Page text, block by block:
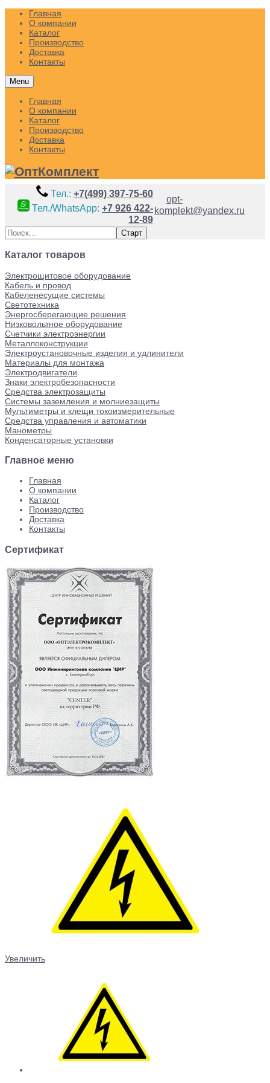
Главная
О компании
Каталог
Производство
Доставка
Контакты
Menu
Главная
О компании
Каталог
Производство
Доставка
Контакты
Тел.: +7(499) 397-75-60
Тел./WhatsApp: +7 926 422-
12-89
opt-
komplekt@yandex.ru
Каталог товаров
Электрощитовое оборудование
Кабель и провод
Кабеленесущие системы
Светотехника
Энергосберегающие решения
Низковольтное оборудование
Счетчики электроэнергии
Металлоконструкции
Электроустановочные изделия и удлинители
Материалы для монтажа
Электродвигатели
Знаки электробезопасности
Средства электрозащиты
Системы заземления и молниезащиты
Мультиметры и клещи токоизмерительные
Средства управления и автоматики
Манометры
Конденсаторные установки
Главное меню
Главная
О компании
Каталог
Производство
Доставка
Контакты
Сертификат
Увеличить